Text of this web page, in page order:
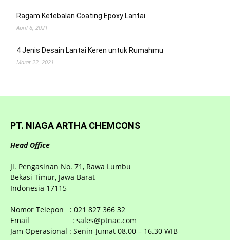
Ragam Ketebalan Coating Epoxy Lantai
April 8, 2021
4 Jenis Desain Lantai Keren untuk Rumahmu
Maret 22, 2021
PT. NIAGA ARTHA CHEMCONS
Head Office
Jl. Pengasinan No. 71, Rawa Lumbu
Bekasi Timur, Jawa Barat
Indonesia 17115
Nomor Telepon : 021 827 366 32
Email : sales@ptnac.com
Jam Operasional : Senin-Jumat 08.00 – 16.30 WIB